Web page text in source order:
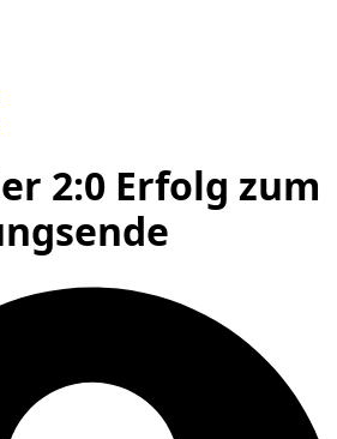
2:0 Erfolg zum